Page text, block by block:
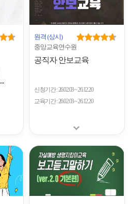
원격 (상시)
중앙교육연수원
공직자 안보교육
신청기간 26.02.03 ~ 26.12.20
교육기간 26.02.03 ~ 26.12.20